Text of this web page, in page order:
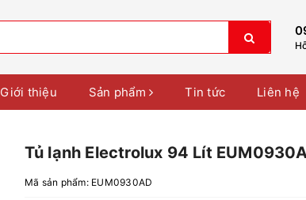
Giới thiệu Sản phẩm Tin tức Liên hệ
Tủ lạnh Electrolux 94 Lít
Mã sản phẩm: EUM0930AD